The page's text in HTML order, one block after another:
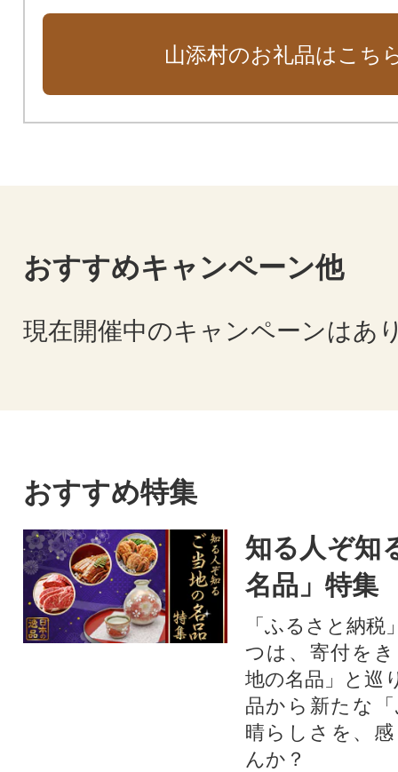
山添村のお礼品はこち
おすすめキャンペーン他
現在開催中のキャンペーンはあ
おすすめ特集
知る人ぞ知
名品」特集
「ふるさと納
つは、寄付を
地の名品」と巡
品から新たな
晴らしさを、
んか？